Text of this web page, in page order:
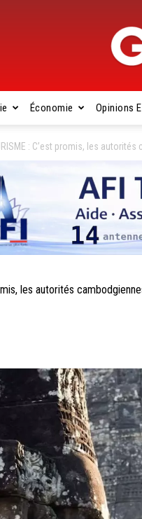
Économie Opinions
: C’est promis, les
les autorités